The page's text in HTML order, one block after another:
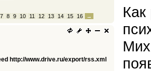
7 8 9 10 11 12 13 14 15 16 →
http://www.drive.ru/export/rss.xml